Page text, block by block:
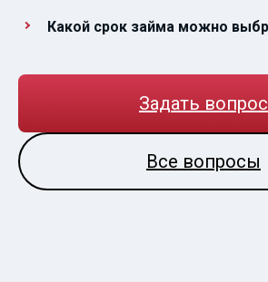
Какой срок займа можно
Задать вопрос
Все вопросы